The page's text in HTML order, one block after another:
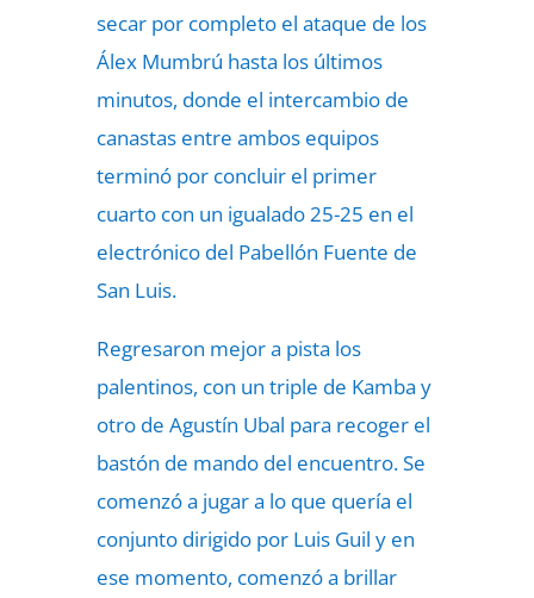
secar por completo el ataque de los
Álex Mumbrú hasta los últimos
minutos, donde el intercambio de
canastas entre ambos equipos
terminó por concluir el primer
cuarto con un igualado 25-25 en el
electrónico del Pabellón Fuente de
San Luis.
Regresaron mejor a pista los
palentinos, con un triple de Kamba y
otro de Agustín Ubal para recoger el
bastón de mando del encuentro. Se
comenzó a jugar a lo que quería el
conjunto dirigido por Luis Guil y en
ese momento, comenzó a brillar